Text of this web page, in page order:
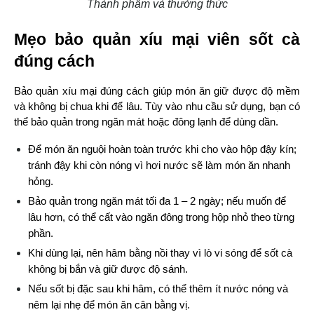
Thành phẩm và thưởng thức
Mẹo bảo quản xíu mại viên sốt cà
đúng cách
Bảo quản xíu mại đúng cách giúp món ăn giữ được độ mềm
và không bị chua khi để lâu. Tùy vào nhu cầu sử dụng, bạn có
thể bảo quản trong ngăn mát hoặc đông lạnh để dùng dần.
Để món ăn nguội hoàn toàn trước khi cho vào hộp đậy kín;
tránh đậy khi còn nóng vì hơi nước sẽ làm món ăn nhanh
hỏng.
Bảo quản trong ngăn mát tối đa 1 – 2 ngày; nếu muốn để
lâu hơn, có thể cất vào ngăn đông trong hộp nhỏ theo từng
phần.
Khi dùng lại, nên hâm bằng nồi thay vì lò vi sóng để sốt cà
không bị bắn và giữ được độ sánh.
Nếu sốt bị đặc sau khi hâm, có thể thêm ít nước nóng và
nêm lại nhẹ để món ăn cân bằng vị.